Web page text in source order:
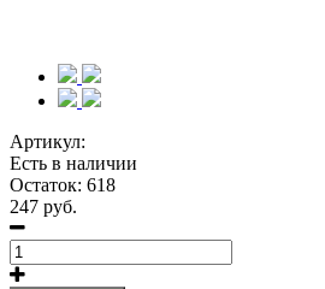
Артикул:
Есть в наличии
Остаток: 618
247 руб.